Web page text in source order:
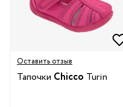
Оставить отзыв
Тапочки Chicco Turin